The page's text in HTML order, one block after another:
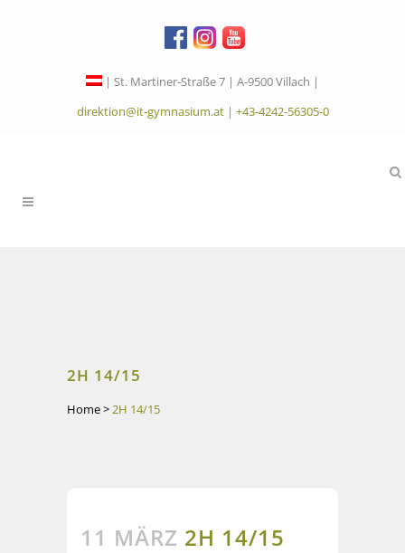
| St. Martiner-Straße 7 | A-9500 Villach |
direktion@it-gymnasium.at| +43-4242-56305-0
2H 14/15
Home>2H 14/15
11 MÄRZ 2H 14/15